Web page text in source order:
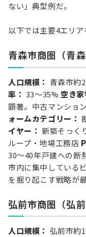
ない」典型例だ。
以下では主要4エリア
青森市商圏（青
人口規模： 青森市約
率： 33〜35%空き家
顕著。中古マンショ
ォームカテゴリー：
イヤー： 新築そっく
ループ・地場工務店
30〜40年戸建への断
市内に集中している
を掘り起こす戦略が
弘前市商圏（弘
人口規模： 弘前市約